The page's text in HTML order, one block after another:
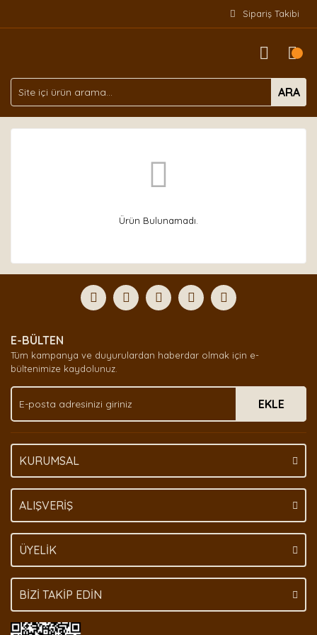
Sipariş Takibi
ARA
Ürün Bulunamadı.
E-BÜLTEN
Tüm kampanya ve duyurulardan haberdar olmak için e-
bültenimize kaydolunuz.
EKLE
KURUMSAL
ALIŞVERİŞ
ÜYELİK
BİZİ TAKİP EDİN